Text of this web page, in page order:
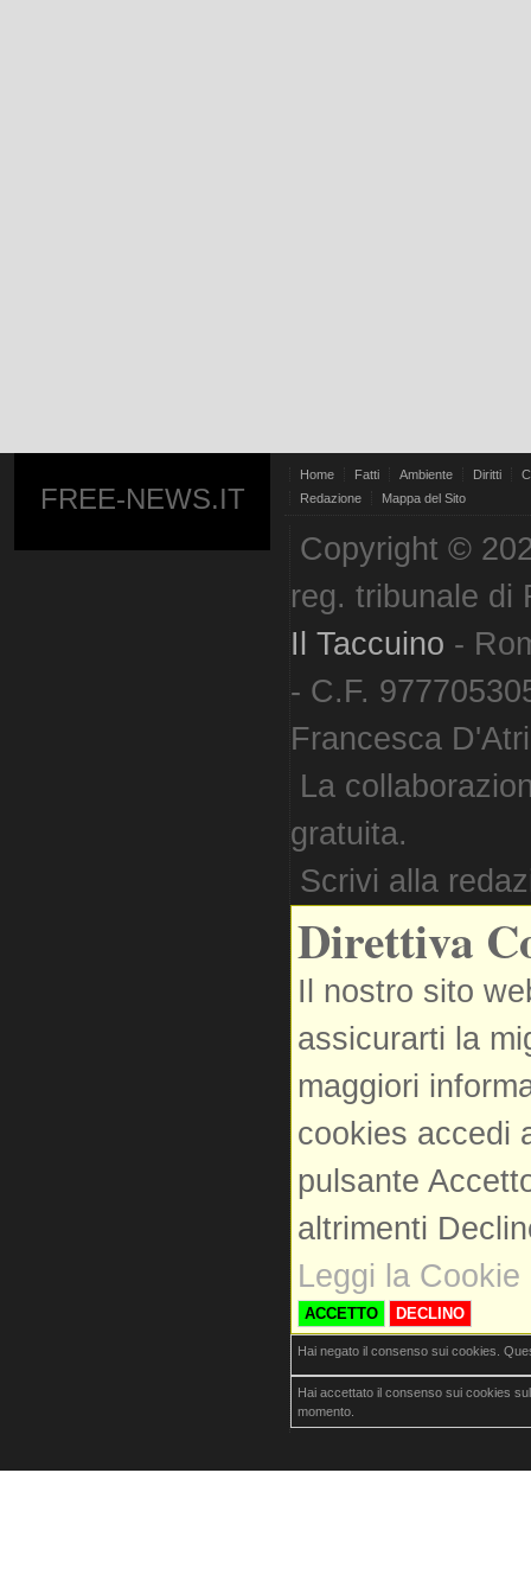
FREE-NEWS.IT
Home Fatti Ambiente Diritti
Redazione
Mappa del Sito
Copyright ©
reg. tribunale di
Il Taccuino -
- C.F.
Francesca
La
gratuita.
Scrivi alla
Direttiva
Il nostro sito
assicurarti la
maggiori
cookies accedi
pulsante
altrimenti
Leggi la Cookie
ACCETTO DECLINO
Hai negato il consenso sui cookies.
Hai accettato il consenso sui cookies
momento.